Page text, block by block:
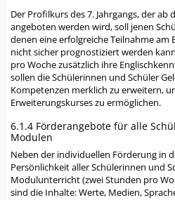
Der Profilkurs des 7. Jahrgangs, der ab
angeboten werden wird, soll jenen
denen eine erfolgreiche Teilnahme am
nicht sicher prognostiziert werden
pro Woche zusätzlich ihre
sollen die Schülerinnen und Schüler
Kompetenzen merklich zu erweitern,
Erweiterungskurses zu ermöglichen.
6.1.4 Förderangebote für alle
Modulen
Neben der individuellen Förderung in
Persönlichkeit aller Schülerinnen und
Modulunterricht (zwei Stunden pro
sind die Inhalte: Werte, Medien,